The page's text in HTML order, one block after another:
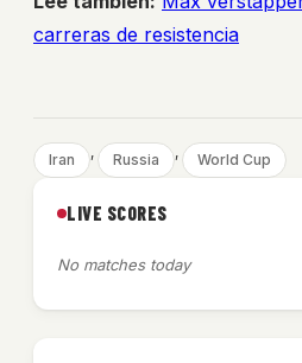
carreras de resistencia
Iran , Russia , World Cup
LIVE SCORES
No matches today